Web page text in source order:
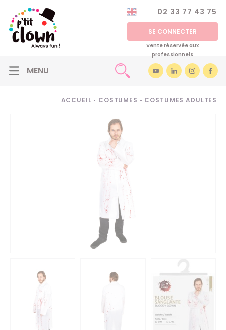
02 33 77 43 75
SE CONNECTER
Vente réservée aux
professionnels
ACCUEIL • COSTUMES • COSTUMES ADULTES